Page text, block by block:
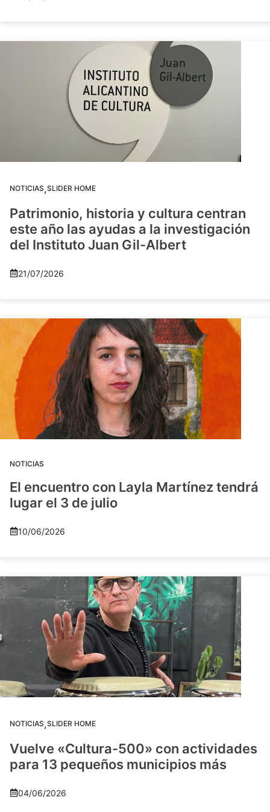
NOTICIAS,SLIDER HOME
Patrimonio, historia y cultura centran
este año las ayudas a la investigación
del Instituto Juan Gil-Albert
21/07/2026
NOTICIAS
El encuentro con Layla Martínez tendrá
lugar el 3 de julio
10/06/2026
NOTICIAS,SLIDER HOME
Vuelve «Cultura-500» con actividades
para 13 pequeños municipios más
04/06/2026